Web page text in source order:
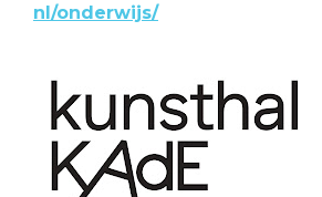
nl/onderwijs/